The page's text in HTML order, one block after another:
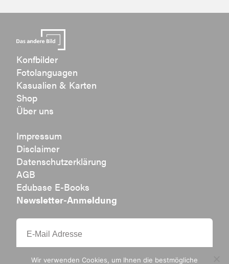
Konfbilder
Fotolanguagen
Kasualien & Karten
Shop
Über uns
Impressum
Disclaimer
Datenschutzerklärung
AGB
Edubase E-Books
Newsletter-Anmeldung
Wir verwenden Cookies, um Ihnen die bestmögliche